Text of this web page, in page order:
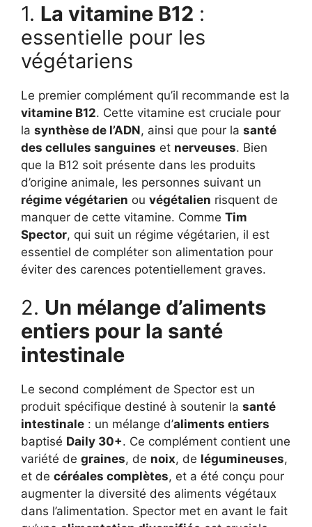
1. La vitamine B12 :
essentielle pour les
végétariens
Le premier complément qu’il recommande est la
vitamine B12. Cette vitamine est cruciale pour
la synthèse de l’ADN, ainsi que pour la santé
des cellules sanguines et nerveuses. Bien
que la B12 soit présente dans les produits
d’origine animale, les personnes suivant un
régime végétarien ou végétalien risquent de
manquer de cette vitamine. Comme Tim
Spector, qui suit un régime végétarien, il est
essentiel de compléter son alimentation pour
éviter des carences potentiellement graves.
2. Un mélange d’aliments
entiers pour la santé
intestinale
Le second complément de Spector est un
produit spécifique destiné à soutenir la santé
intestinale : un mélange d’aliments entiers
baptisé Daily 30+. Ce complément contient une
variété de graines, de noix, de légumineuses,
et de céréales complètes, et a été conçu pour
augmenter la diversité des aliments végétaux
dans l’alimentation. Spector met en avant le fait